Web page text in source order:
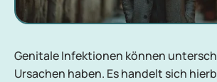
Genitale Infektionen können
Ursachen haben. Es handelt sich